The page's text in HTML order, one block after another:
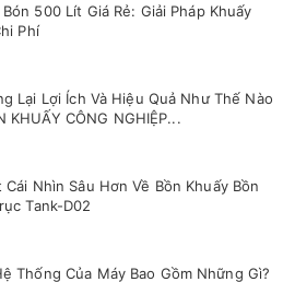
500 Lít Giá Rẻ: Giải Pháp Khuấy
Phí
Lại Lợi Ích Và Hiệu Quả Như Thế Nào
KHUẤY CÔNG NGHIỆP...
Nhìn Sâu Hơn Về Bồn Khuấy Bồn
Tank-D02
Thống Của Máy Bao Gồm Những Gì?